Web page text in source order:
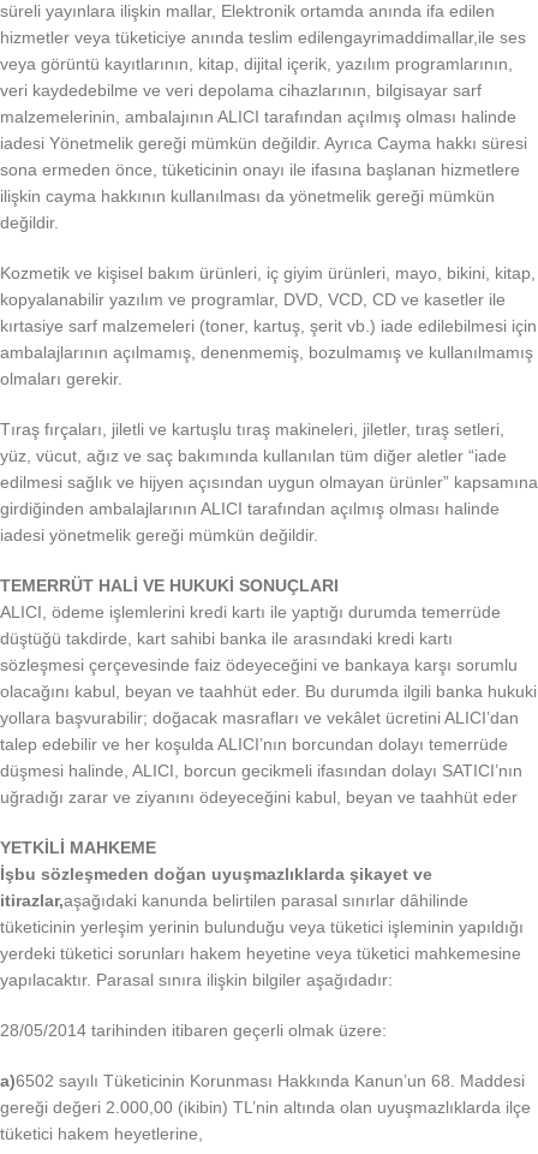
süreli yayınlara ilişkin mallar, Elektronik ortamda anında ifa edilen
hizmetler veya tüketiciye anında teslim edilengayrimaddimallar,ile ses
veya görüntü kayıtlarının, kitap, dijital içerik, yazılım programlarının,
veri kaydedebilme ve veri depolama cihazlarının, bilgisayar sarf
malzemelerinin, ambalajının ALICI tarafından açılmış olması halinde
iadesi Yönetmelik gereği mümkün değildir. Ayrıca Cayma hakkı süresi
sona ermeden önce, tüketicinin onayı ile ifasına başlanan hizmetlere
ilişkin cayma hakkının kullanılması da yönetmelik gereği mümkün
değildir.
Kozmetik ve kişisel bakım ürünleri, iç giyim ürünleri, mayo, bikini, kitap,
kopyalanabilir yazılım ve programlar, DVD, VCD, CD ve kasetler ile
kırtasiye sarf malzemeleri (toner, kartuş, şerit vb.) iade edilebilmesi için
ambalajlarının açılmamış, denenmemiş, bozulmamış ve kullanılmamış
olmaları gerekir.
Tıraş fırçaları, jiletli ve kartuşlu tıraş makineleri, jiletler, tıraş setleri,
yüz, vücut, ağız ve saç bakımında kullanılan tüm diğer aletler “iade
edilmesi sağlık ve hijyen açısından uygun olmayan ürünler” kapsamına
girdiğinden ambalajlarının ALICI tarafından açılmış olması halinde
iadesi yönetmelik gereği mümkün değildir.
TEMERRÜT HALİ VE HUKUKİ SONUÇLARI
ALICI, ödeme işlemlerini kredi kartı ile yaptığı durumda temerrüde
düştüğü takdirde, kart sahibi banka ile arasındaki kredi kartı
sözleşmesi çerçevesinde faiz ödeyeceğini ve bankaya karşı sorumlu
olacağını kabul, beyan ve taahhüt eder. Bu durumda ilgili banka hukuki
yollara başvurabilir; doğacak masrafları ve vekâlet ücretini ALICI’dan
talep edebilir ve her koşulda ALICI’nın borcundan dolayı temerrüde
düşmesi halinde, ALICI, borcun gecikmeli ifasından dolayı SATICI’nın
uğradığı zarar ve ziyanını ödeyeceğini kabul, beyan ve taahhüt eder
YETKİLİ MAHKEME
İşbu sözleşmeden doğan uyuşmazlıklarda şikayet ve
itirazlar,aşağıdaki kanunda belirtilen parasal sınırlar dâhilinde
tüketicinin yerleşim yerinin bulunduğu veya tüketici işleminin yapıldığı
yerdeki tüketici sorunları hakem heyetine veya tüketici mahkemesine
yapılacaktır. Parasal sınıra ilişkin bilgiler aşağıdadır:
28/05/2014 tarihinden itibaren geçerli olmak üzere:
a)6502 sayılı Tüketicinin Korunması Hakkında Kanun’un 68. Maddesi
gereği değeri 2.000,00 (ikibin) TL’nin altında olan uyuşmazlıklarda ilçe
tüketici hakem heyetlerine,